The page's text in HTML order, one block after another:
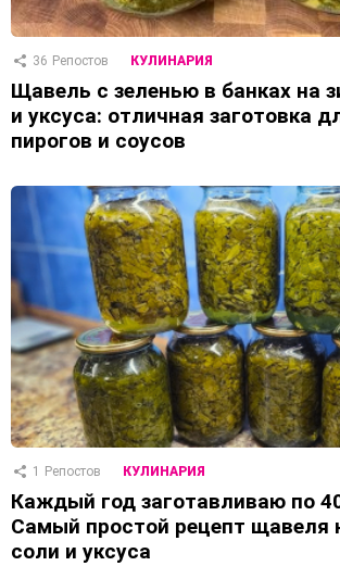
36 Репостов КУЛИНАРИЯ
Щавель с зеленью в банках на
и уксуса: отличная заготовка
пирогов и соусов
1 Репостов КУЛИНАРИЯ
Каждый год заготавливаю по
Самый простой рецепт щавеля
соли и уксуса